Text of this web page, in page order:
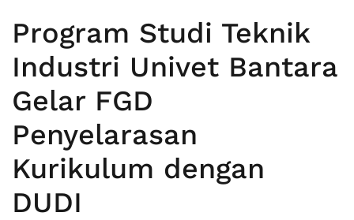
Program Studi Teknik
Industri Univet Bantara
Gelar FGD
Penyelarasan
Kurikulum dengan
DUDI